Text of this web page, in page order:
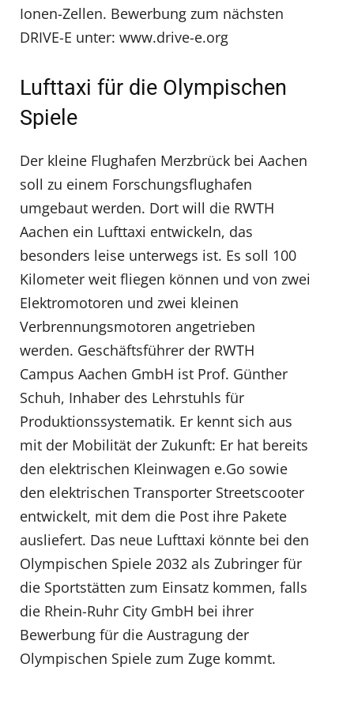
Ionen-Zellen. Bewerbung zum nächsten
DRIVE-E unter: www.drive-e.org
Lufttaxi für die Olympischen
Spiele
Der kleine Flughafen Merzbrück bei Aachen
soll zu einem Forschungsflughafen
umgebaut werden. Dort will die RWTH
Aachen ein Lufttaxi entwickeln, das
besonders leise unterwegs ist. Es soll 100
Kilometer weit fliegen können und von zwei
Elektromotoren und zwei kleinen
Verbrennungsmotoren angetrieben
werden. Geschäftsführer der RWTH
Campus Aachen GmbH ist Prof. Günther
Schuh, Inhaber des Lehrstuhls für
Produktionssystematik. Er kennt sich aus
mit der Mobilität der Zukunft: Er hat bereits
den elektrischen Kleinwagen e.Go sowie
den elektrischen Transporter Streetscooter
entwickelt, mit dem die Post ihre Pakete
ausliefert. Das neue Lufttaxi könnte bei den
Olympischen Spiele 2032 als Zubringer für
die Sportstätten zum Einsatz kommen, falls
die Rhein-Ruhr City GmbH bei ihrer
Bewerbung für die Austragung der
Olympischen Spiele zum Zuge kommt.